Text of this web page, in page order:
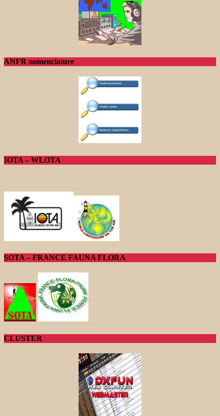
ANFR nomenclature
IOTA – WLOTA
SOTA – FRANCE FAUNA FLORA
CLUSTER